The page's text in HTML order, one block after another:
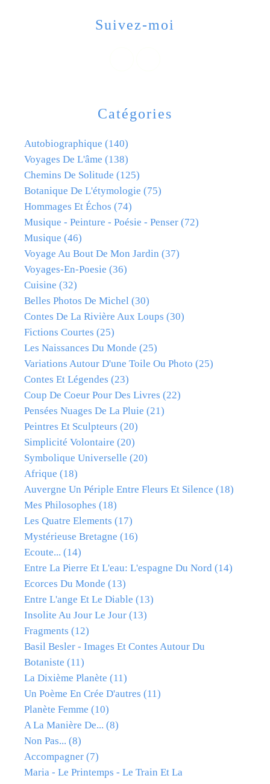
Catégories
Autobiographique (140)
Voyages De L'âme (138)
Chemins De Solitude (125)
Botanique De L'étymologie (75)
Hommages Et Échos (74)
Musique - Peinture - Poésie - Penser (72)
Musique (46)
Voyage Au Bout De Mon Jardin (37)
Voyages-En-Poesie (36)
Cuisine (32)
Belles Photos De Michel (30)
Contes De La Rivière Aux Loups (30)
Fictions Courtes (25)
Les Naissances Du Monde (25)
Variations Autour D'une Toile Ou Photo (25)
Contes Et Légendes (23)
Coup De Coeur Pour Des Livres (22)
Pensées Nuages De La Pluie (21)
Peintres Et Sculpteurs (20)
Simplicité Volontaire (20)
Symbolique Universelle (20)
Afrique (18)
Auvergne Un Périple Entre Fleurs Et Silence (18)
Mes Philosophes (18)
Les Quatre Elements (17)
Mystérieuse Bretagne (16)
Ecoute... (14)
Entre La Pierre Et L'eau: L'espagne Du Nord (14)
Ecorces Du Monde (13)
Entre L'ange Et Le Diable (13)
Insolite Au Jour Le Jour (13)
Fragments (12)
Basil Besler - Images Et Contes Autour Du
Botaniste (11)
La Dixième Planète (11)
Un Poème En Crée D'autres (11)
Planète Femme (10)
A La Manière De... (8)
Non Pas... (8)
Accompagner (7)
Maria - Le Printemps - Le Train Et La
Suivez-moi